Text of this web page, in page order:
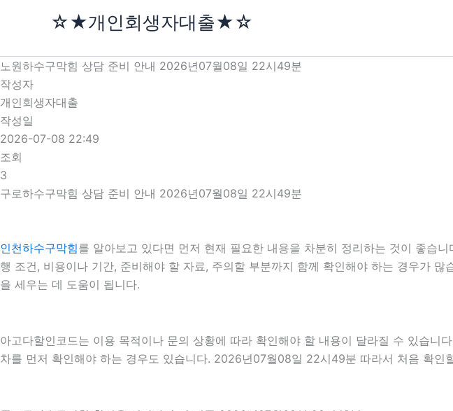
로
건
너
뛰
기
☆★개인회생자대출★☆
노원하수구막힘 상담 준비 안내 2026년07월08일 22시49분
작성자
개인회생자대출
작성일
2026-07-08 22:49
조회
3
구로하수구막힘 상담 준비 안내 2026년07월08일 22시49분
인천하수구막힘를 알아보고 있다면 먼저 현재 필요한 내용을 차분히 정리하는 것이 좋습
행 조건, 비용이나 기간, 준비해야 할 자료, 주의할 부분까지 함께 확인해야 하는 경우가
을 세우는 데 도움이 됩니다.
아고다할인코드는 이용 목적이나 문의 상황에 따라 확인해야 할 내용이 달라질 수 있습
차를 먼저 확인해야 하는 경우도 있습니다. 2026년07월08일 22시49분 따라서 처음 확인